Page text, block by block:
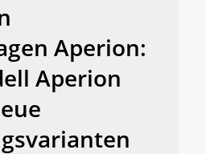
Aperion:
Aperion